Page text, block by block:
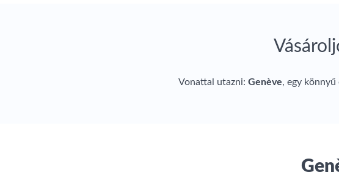
Vonattal utazni: Genève, egy